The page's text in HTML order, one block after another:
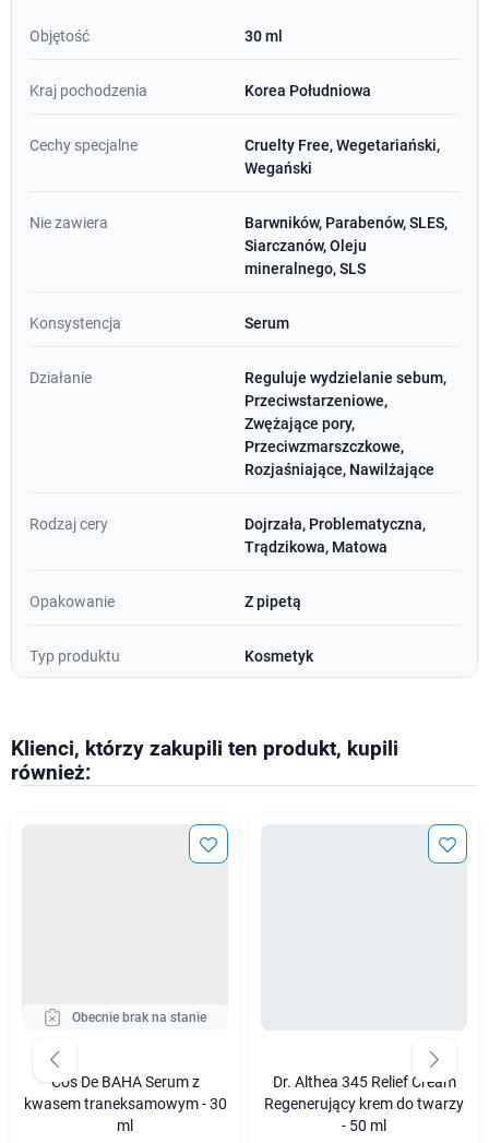
Objętość 30 ml
Kraj pochodzenia Korea Południowa
Cechy specjalne
Cruelty Free, Wegetariański,
Wegański
Nie zawiera
Barwników, Parabenów, SLES,
Siarczanów, Oleju
mineralnego, SLS
Konsystencja Serum
Działanie
Reguluje wydzielanie sebum,
Przeciwstarzeniowe,
Zwężające pory,
Przeciwzmarszczkowe,
Rozjaśniające, Nawilżające
Rodzaj cery
Dojrzała, Problematyczna,
Trądzikowa, Matowa
Opakowanie Z pipetą
Typ produktu Kosmetyk
Klienci, którzy zakupili ten produkt, kupili
również:
Obecnie brak na stanie
Cos De BAHA Serum z
kwasem traneksamowym - 30
ml
Dr. Althea 345 Relief Cream
Regenerujący krem do twarzy
- 50 ml